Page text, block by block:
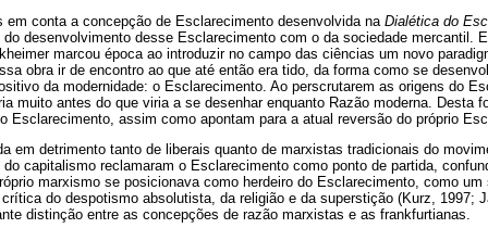
conta a concepção de Esclarecimento desenvolvida na Dialética do
desenvolvimento desse Esclarecimento com o da sociedade mercantil.
marcou época ao introduzir no campo das ciências um novo
obra ir de encontro ao que até então era tido, da forma como se
da modernidade: o Esclarecimento. Ao perscrutarem as origens do
muito antes do que viria a se desenhar enquanto Razão moderna. Desta
Esclarecimento, assim como apontam para a atual reversão do próprio
em detrimento tanto de liberais quanto de marxistas tradicionais do
capitalismo reclamaram o Esclarecimento como ponto de partida,
marxismo se posicionava como herdeiro do Esclarecimento, como um
do despotismo absolutista, da religião e da superstição (Kurz, 1997;
distinção entre as concepções de razão marxistas e as frankfurtianas.